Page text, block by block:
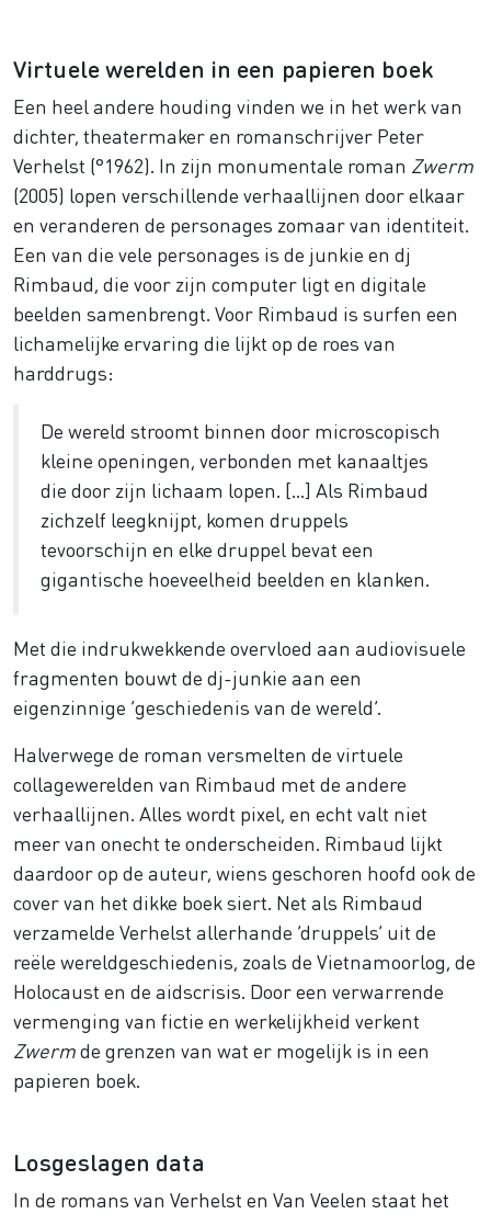
Virtuele werelden in een papieren boek
Een heel andere houding vinden we in het werk van
dichter, theatermaker en romanschrijver Peter
Verhelst (°1962). In zijn monumentale roman Zwerm
(2005) lopen verschillende verhaallijnen door elkaar
en veranderen de personages zomaar van identiteit.
Een van die vele personages is de junkie en dj
Rimbaud, die voor zijn computer ligt en digitale
beelden samenbrengt. Voor Rimbaud is surfen een
lichamelijke ervaring die lijkt op de roes van
harddrugs:
De wereld stroomt binnen door microscopisch
kleine openingen, verbonden met kanaaltjes
die door zijn lichaam lopen. […] Als Rimbaud
zichzelf leegknijpt, komen druppels
tevoorschijn en elke druppel bevat een
gigantische hoeveelheid beelden en klanken.
Met die indrukwekkende overvloed aan audiovisuele
fragmenten bouwt de dj-junkie aan een
eigenzinnige ‘geschiedenis van de wereld’.
Halverwege de roman versmelten de virtuele
collagewerelden van Rimbaud met de andere
verhaallijnen. Alles wordt pixel, en echt valt niet
meer van onecht te onderscheiden. Rimbaud lijkt
daardoor op de auteur, wiens geschoren hoofd ook de
cover van het dikke boek siert. Net als Rimbaud
verzamelde Verhelst allerhande ‘druppels’ uit de
reële wereldgeschiedenis, zoals de Vietnamoorlog, de
Holocaust en de aidscrisis. Door een verwarrende
vermenging van fictie en werkelijkheid verkent
Zwermde grenzen van wat er mogelijk is in een
papieren boek.
Losgeslagen data
In de romans van Verhelst en Van Veelen staat het